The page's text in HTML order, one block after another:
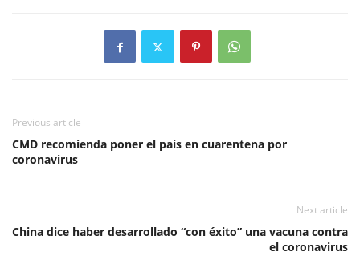
Previous article
CMD recomienda poner el país en cuarentena por
coronavirus
Next article
China dice haber desarrollado “con éxito” una vacuna contra
el coronavirus